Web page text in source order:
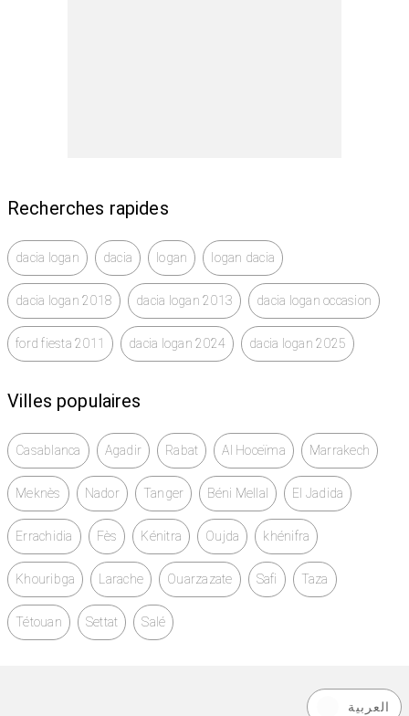
Recherches rapides
dacia logan dacia logan logan dacia
dacia logan 2018 dacia logan 2013 dacia logan occasion
ford fiesta 2011 dacia logan 2024 dacia logan 2025
Villes populaires
Casablanca Agadir Rabat Al Hoceïma Marrakech
Meknès Nador Tanger Béni Mellal El Jadida
Errachidia Fès Kénitra Oujda khénifra
Khouribga Larache Ouarzazate Safi Taza
Tétouan Settat Salé
العربية